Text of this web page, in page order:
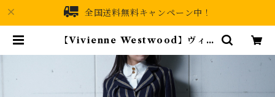
全国送料無料キャンペーン中！
【Vivienne Westwood】ヴィヴ
金ボタン” WOOL100%ストライ
プジャケット・変形スカートセット
アップ navy&white&yellow |
MIXHIVE